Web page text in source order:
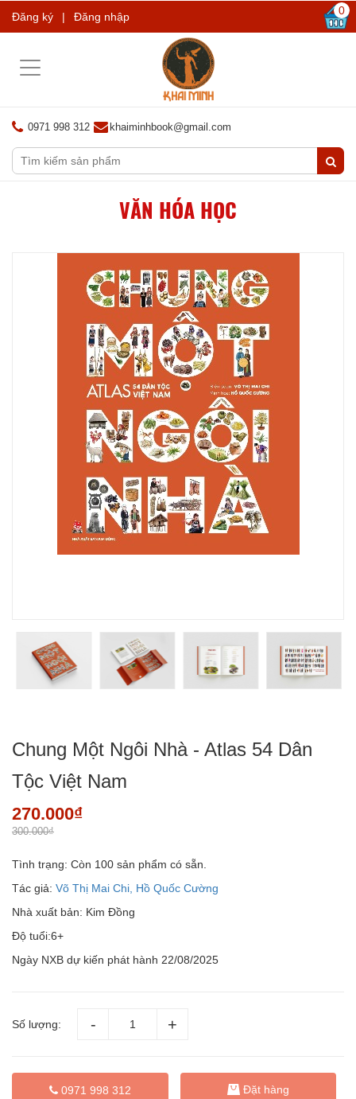
Đăng ký | Đăng nhập 0
Toggle
0971 998 312 khaiminhbook@gmail.com
VĂN HÓA HỌC
Chung Một Ngôi Nhà - Atlas 54 Dân
Tộc Việt Nam
270.000₫
300.000₫
Tình trạng: Còn 100 sản phẩm có sẵn.
Tác giả: Võ Thị Mai Chi, Hồ Quốc Cường
Nhà xuất bản: Kim Đồng
Độ tuổi:6+
Ngày NXB dự kiến phát hành 22/08/2025
Số lượng:
0971 998 312 Đặt hàng